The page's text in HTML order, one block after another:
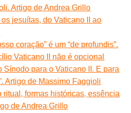
Artigo de Andrea Grillo
jesuítas, do Vaticano II ao
coração” é um “de profundis”.
Vaticano II não é opcional
Sínodo para o Vaticano II. E para
Artigo de Massimo Faggioli
ritual, formas históricas, essência
de Andrea Grillo